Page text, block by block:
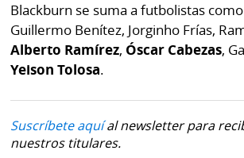
Blackburn se suma a futbolistas como
Guillermo Benítez, Jorginho Frías,
Alberto Ramírez, Óscar Cabezas,
Yeison Tolosa.
Suscríbete aquíal newsletter para
nuestros titulares.